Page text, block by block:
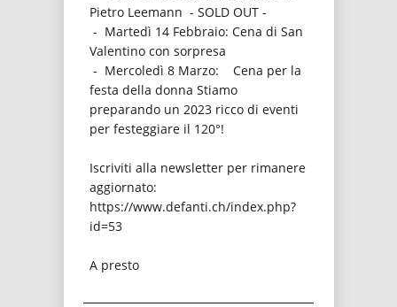
Pietro Leemann - SOLD OUT -
- Martedì 14 Febbraio: Cena di San
Valentino con sorpresa
- Mercoledì 8 Marzo: Cena per la
festa della donna Stiamo
preparando un 2023 ricco di eventi
per festeggiare il 120°!
Iscriviti alla newsletter per rimanere
aggiornato:
https://www.defanti.ch/index.php?
id=53
A presto